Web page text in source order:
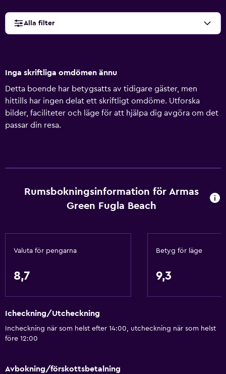
Alla filter
Inga skriftliga omdömen ännu
Detta boende har betygsatts av tidigare gäster, men
hittills har ingen delat ett skriftligt omdöme. Utforska
bilder, faciliteter och läge för att hjälpa dig avgöra om det
passar din resa.
Rumsbokningsinformation för Armas
Green Fugla Beach
Valuta för pengarna
8,7
Betyg för läge
9,3
Icheckning/Utcheckning
Incheckning när som helst efter 14:00, utcheckning när som helst
före 12:00
Avbokning/förskottsbetalning